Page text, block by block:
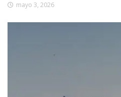
mayo 3, 2026